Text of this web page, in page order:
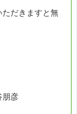
ただきますと無
彦